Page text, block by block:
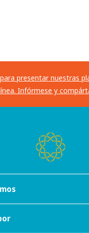
para presentar nuestras
Infórmese y